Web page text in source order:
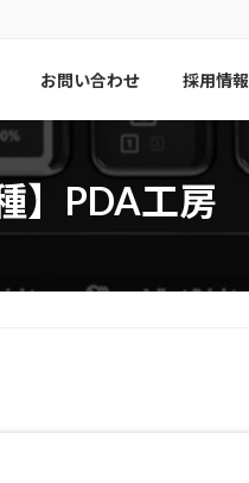
お問い合わせ 採用情報
】PDA工房